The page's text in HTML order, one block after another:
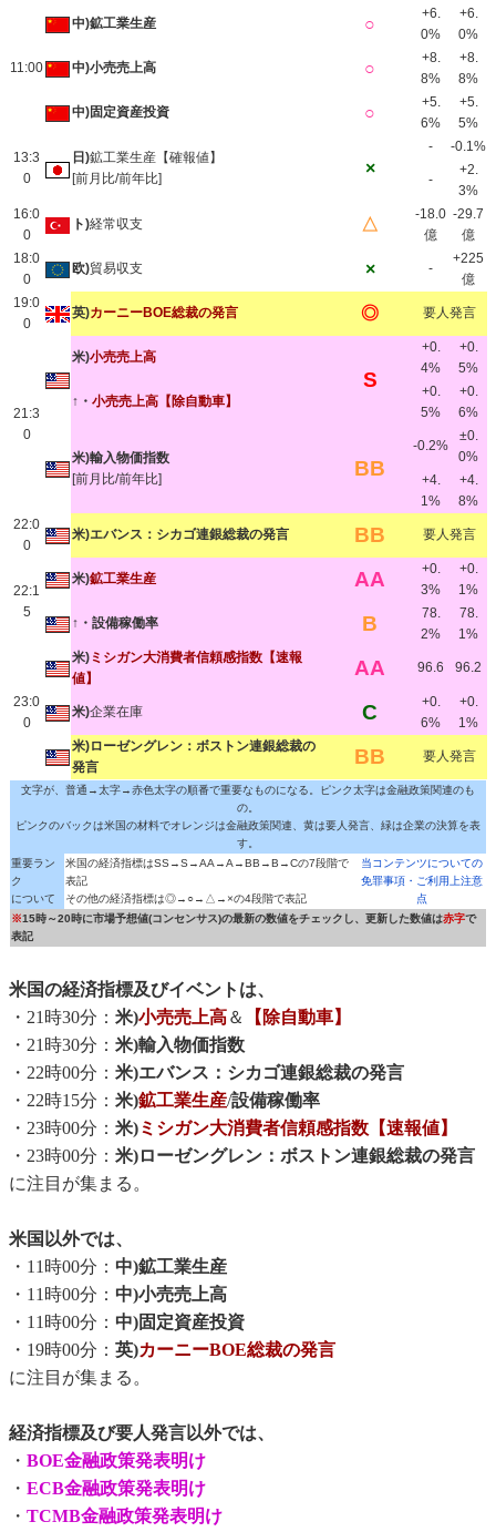
11:00
中)鉱工業生産 ○
+6.
0%
+6.
0%
中)小売売上高 ○
+8.
8%
+8.
8%
中)固定資産投資 ○
+5.
6%
+5.
5%
13:3
0
日)鉱工業生産【確報値】
[前月比/前年比]
×
- -0.1%
-
+2.
3%
16:0
0
ト)経常収支 △
-18.0
億
-29.7
億
18:0
0
欧)貿易収支 × -
+225
億
19:0
0
英)カーニーBOE総裁の発言 ◎ 要人発言
21:3
0
米)小売売上高
S
+0.
4%
+0.
5%
↑・ 小売売上高【除自動車】
+0.
5%
+0.
6%
米)輸入物価指数
[前月比/前年比]
BB
-0.2%
±0.
0%
+4.
1%
+4.
8%
22:0
0
米)エバンス：シカゴ連銀総裁の発言 BB 要人発言
22:1
5
米)鉱工業生産 AA
+0.
3%
+0.
1%
↑・設備稼働率 B
78.
2%
78.
1%
23:0
0
米) ミシガン大消費者信頼感指数【速報
値】
AA 96.6 96.2
米)企業在庫 C
+0.
6%
+0.
1%
米)ローゼングレン：ボストン連銀総裁の
発言
BB 要人発言
文字が、普通→太字→赤色太字の順番で重要なものになる。ピンク太字は金融政策関連のも
の。
ピンクのバックは米国の材料でオレンジは金融政策関連、黄は要人発言、緑は企業の決算を表
す。
重要ラン
ク
について
米国の経済指標はSS→S→AA→A→BB→B→Cの7段階で
表記
その他の経済指標は◎→○→△→×の4段階で表記
当コンテンツについての
免罪事項・ご利用上注意
点
※15時～20時に市場予想値(コンセンサス)の最新の数値をチェックし、更新した数値は赤字で
表記
米国の経済指標及びイベントは、
・21時30分： 米)小売売上高＆
【除自動車】
・21時30分： 米)輸入物価指数
・22時00分： 米)エバンス：シカゴ連銀総裁の発言
・22時15分： 米)鉱工業生産/設備稼働率
・23時00分： 米)ミシガン大消費者信頼感指数【速報値】
・23時00分： 米)ローゼングレン：ボストン連銀総裁の発言
に注目が集まる。
米国以外では、
・11時00分： 中)鉱工業生産
・11時00分： 中)小売売上高
・11時00分： 中)固定資産投資
・19時00分： 英)カーニーBOE総裁の発言
に注目が集まる。
経済指標及び要人発言以外では、
・ BOE金融政策発表明け
・ ECB金融政策発表明け
・ TCMB金融政策発表明け